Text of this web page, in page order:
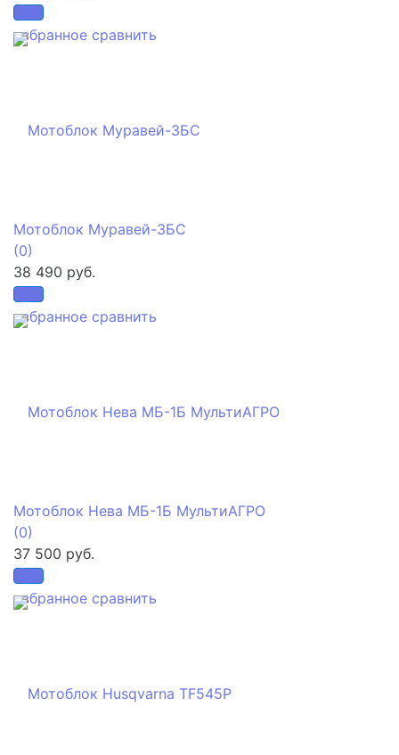
избранное сравнить
избранное сравнить
Мотоблок Муравей-3БС
(0)
38 490 руб.
избранное сравнить
Мотоблок Нева МБ-1Б МультиАГРО
(0)
37 500 руб.